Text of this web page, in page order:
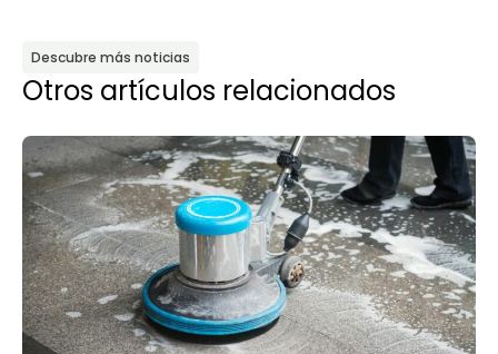
Descubre más noticias
Otros artículos relacionados